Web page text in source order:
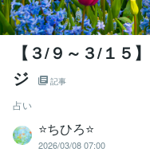
【３/９～３/１５
ジ
記事
占い
⭐️ちひろ⭐️
2026/03/08 07:00